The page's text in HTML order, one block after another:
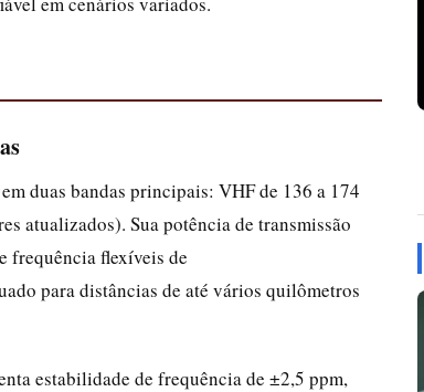
duas bandas principais: VHF de 136 a 174
atualizados). Sua potência de transmissão
frequência flexíveis de
para distâncias de até vários quilômetros
estabilidade de frequência de ±2,5 ppm,